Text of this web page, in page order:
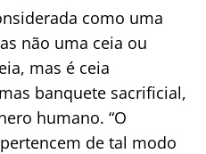
como uma
não uma ceia ou
mas é ceia
banquete sacrificial,
humano. “O
de tal modo